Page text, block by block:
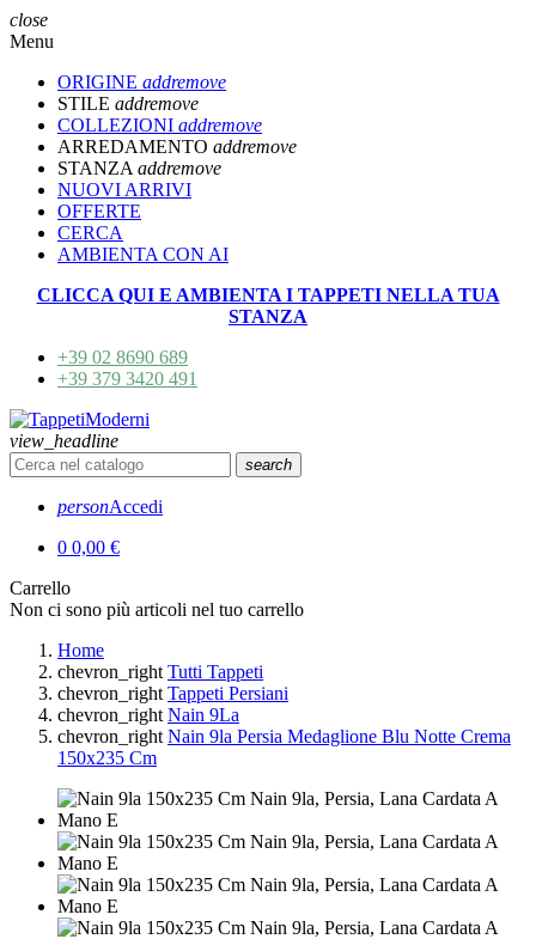
close
Menu
ORIGINE addremove
STILE addremove
COLLEZIONI addremove
ARREDAMENTO addremove
STANZA addremove
NUOVI ARRIVI
OFFERTE
CERCA
AMBIENTA CON AI
CLICCA QUI E AMBIENTA I TAPPETI NELLA TUA
STANZA
+39 02 8690 689
+39 379 3420 491
view_headline
search
personAccedi
0 0,00 €
Carrello
Non ci sono più articoli nel tuo carrello
Home
chevron_right Tutti Tappeti
chevron_right Tappeti Persiani
chevron_right Nain 9La
chevron_right Nain 9la Persia Medaglione Blu Notte Crema
150x235 Cm